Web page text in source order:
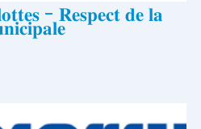
- 𝐑𝐞𝐬𝐩𝐞𝐜𝐭 𝐝𝐞 𝐥𝐚